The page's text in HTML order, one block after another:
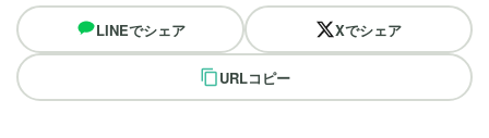
LINEでシェア Xでシェア
URLコピー